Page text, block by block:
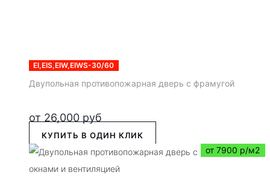
EI,EIS,EIW,EIWS-30/60
Двупольная противопожарная дверь с фрамугой
от 26,000 руб
КУПИТЬ В ОДИН КЛИК
от 7900 р/м2